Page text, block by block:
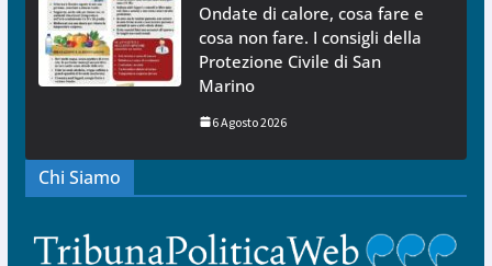
Ondate di calore, cosa fare e
cosa non fare. I consigli della
Protezione Civile di San
Marino
6 Agosto 2026
Chi Siamo